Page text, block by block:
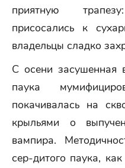
приятную
присосались к
владельцы сладко
С осени засушенная
паука
покачивалась на
крыльями о
вампира.
сер-дитого паука,